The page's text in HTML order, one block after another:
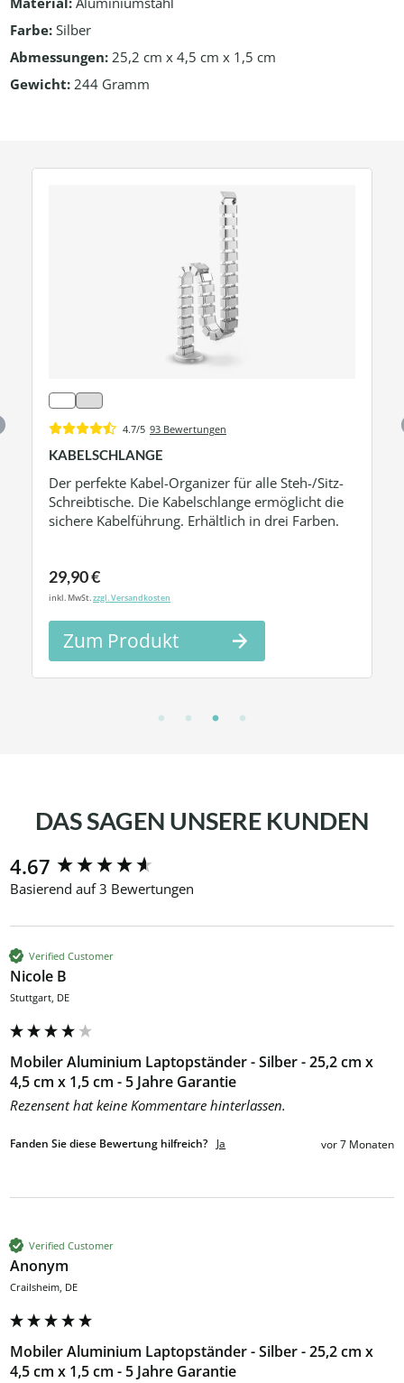
Farbe: Silber
Abmessungen: 25,2 cm x 4,5 cm x 1,5 cm
Gewicht: 244 Gramm
4.7/5 93 Bewertungen
KABELSCHLANGE
Der perfekte Kabel-Organizer für alle Steh-/Sitz-
Schreibtische. Die Kabelschlange ermöglicht die
sichere Kabelführung. Erhältlich in drei Farben.
29,90 €
inkl. MwSt.zzgl. Versandkosten
Zum Produkt
DAS SAGEN UNSERE KUNDEN
4.67
Basierend auf 3 Bewertungen
Verified Customer
Nicole B
Stuttgart, DE
Mobiler Aluminium Laptopständer - Silber - 25,2 cm x
4,5 cm x 1,5 cm - 5 Jahre Garantie
Rezensent hat keine Kommentare hinterlassen.
Fanden Sie diese Bewertung hilfreich? Ja vor 7 Monaten
Verified Customer
Anonym
Crailsheim, DE
Mobiler Aluminium Laptopständer - Silber - 25,2 cm x
4,5 cm x 1,5 cm - 5 Jahre Garantie
New content loaded